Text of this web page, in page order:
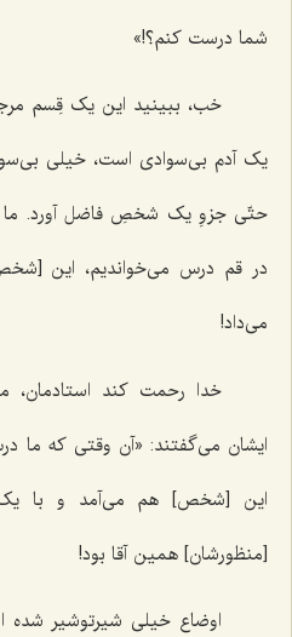
شما درست کنم؟!»
خب، ببینید این یک قِسم
یک آدم بی‌سوادی است، خیلی
حتّی جزوِ یک شخصِ فاضل آورد. ما
در قم درس می‌خواندیم، این
می‌داد!
خدا رحمت کند استادمان،
ایشان می‌گفتند: «آن وقتی که ما
این [شخص] هم می‌آمد و با یک
[منظورشان] همین آقا بود!
اوضاع خیلی شیرتوشیر شده